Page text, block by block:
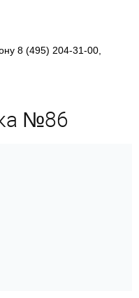
8 (495) 204-31-00,
№86